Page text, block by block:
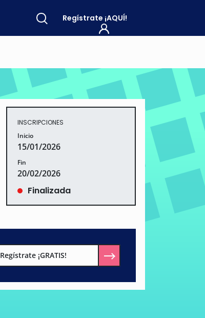
Regístrate ¡AQUÍ!
INSCRIPCIONES
Inicio
15/01/2026
Fin
20/02/2026
Finalizada
Regístrate ¡GRATIS!